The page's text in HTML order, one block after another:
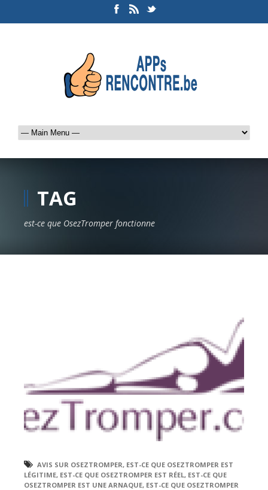
TAG
est-ce que OsezTromper fonctionne
AVIS SUR OSEZTROMPER, EST-CE QUE OSEZTROMPER EST
LÉGITIME, EST-CE QUE OSEZTROMPER EST RÉEL, EST-CE QUE
OSEZTROMPER EST UNE ARNAQUE, EST-CE QUE OSEZTROMPER